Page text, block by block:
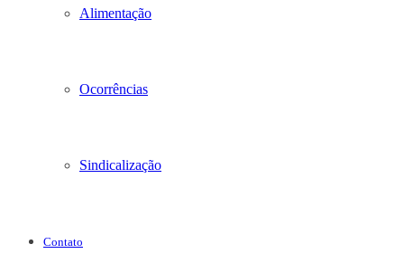
Alimentação
Ocorrências
Sindicalização
Contato